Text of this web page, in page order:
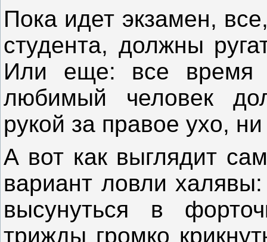
Пока идет экзамен,
студента, должны
Или еще: все время
любимый человек
рукой за правое ухо,
А вот как выглядит
вариант ловли
высунуться в
трижды громко